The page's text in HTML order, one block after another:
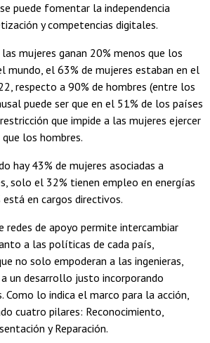
puede fomentar la independencia
y competencias digitales.
mujeres ganan 20% menos que los
mundo, el 63% de mujeres estaban en el
respecto a 90% de hombres (entre los
puede ser que en el 51% de los países
que impide a las mujeres ejercer
los hombres.
hay 43% de mujeres asociadas a
solo el 32% tienen empleo en energías
en cargos directivos.
redes de apoyo permite intercambiar
a las políticas de cada país,
no solo empoderan a las ingenieras,
un desarrollo justo incorporando
Como lo indica el marco para la acción,
cuatro pilares: Reconocimiento,
y Reparación.